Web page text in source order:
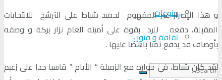
منوعات
ثقافة و فنون
و هذا الإصرار غير المفهوم لحميد شباط على الترشح للانتخابات
المقبلة، دفعه للرد بقوة على أمينه العام نزار بركة و وصفه
بأوصاف قد يدفع ثمنا باهضا عليها .
لقد كان شباط، في حواره مع الزميلة ” الأيام ” قاسيا جدا على زعيم